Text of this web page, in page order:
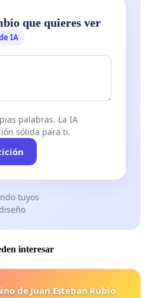
que quieres ver
IA
palabras. La IA
sólida para ti.
tuyos
interesar
de Juan Esteban Rubio